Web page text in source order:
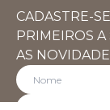
CADASTRE-
PRIMEIROS A
AS